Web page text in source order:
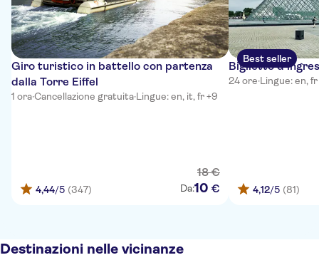
Giro turistico in battello con partenza
dalla Torre Eiffel
1 ora·Cancellazione gratuita·Lingue: en, it, fr +9
4,44/5 (347)
18 €
Da:10 €
Best seller
Biglietto
24 ore·Lingue: en, fr
4,12/5 (81)
Destinazioni nelle vicinanze